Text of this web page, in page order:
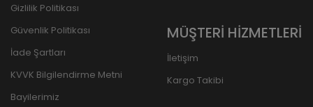
Gizlilik Politikası
Güvenlik Politikası
İade Şartları
KVVK Bilgilendirme Metni
Bayilerimiz
MÜŞTERİ HİZMETLERİ
İletişim
Kargo Takibi